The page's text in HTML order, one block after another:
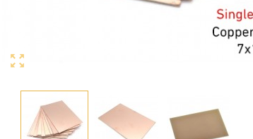
zoom_out_map